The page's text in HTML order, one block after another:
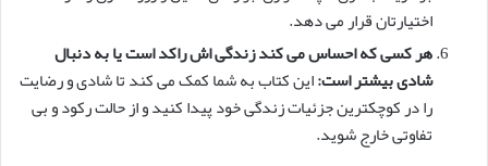
اختیارتان قرار می دهد.
هر کسی که احساس می کند زندگی اش راکد است یا به دنبال
شادی بیشتر است:این کتاب به شما کمک می کند تا شادی و رضایت
را در کوچکترین جزئیات زندگی خود پیدا کنید و از حالت رکود و بی
تفاوتی خارج شوید.